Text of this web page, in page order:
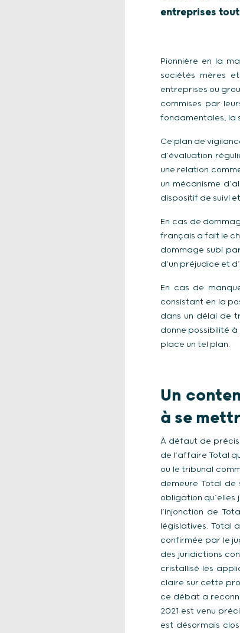
entreprises
Pionnière en la
sociétés mères
entreprises ou
commises par
fondamentales, la
Ce plan de
d’évaluation
une relation
un mécanisme
dispositif de suivi
En cas de
français a fait le
dommage subi
d’un préjudice et
En cas de
consistant en la
dans un délai de
donne possibilité
place un tel plan.
Un
à se
À défaut de
de l’affaire Total
ou le tribunal
demeure Total de
obligation
l’injonction de
législatives. Total
confirmée par le
des juridictions
cristallisé les
claire sur cette
ce débat a
2021 est venu
est désormais